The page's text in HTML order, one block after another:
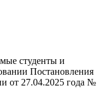
студенты и
Постановления
от 27.04.2025 года №